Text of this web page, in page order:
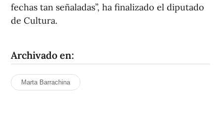
fechas tan señaladas”, ha finalizado el diputado
de Cultura.
Archivado en:
Marta Barrachina